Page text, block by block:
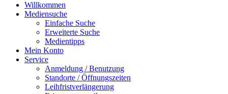
Willkommen
Mediensuche
Einfache Suche
Erweiterte Suche
Medientipps
Mein Konto
Service
Anmeldung / Benutzung
Standorte / Öffnungszeiten
Leihfristverlängerung